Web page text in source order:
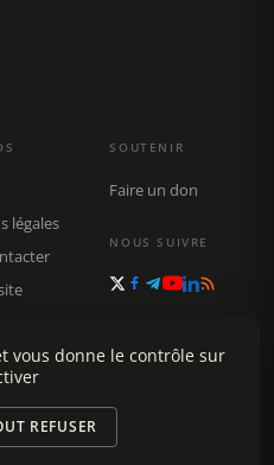
légales
SOUTENIR
Faire un don
NOUS SUIVRE
vous donne le contrôle sur
REFUSER